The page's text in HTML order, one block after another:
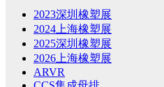
2023深圳橡塑展
2024上海橡塑展
2025深圳橡塑展
2026上海橡塑展
ARVR